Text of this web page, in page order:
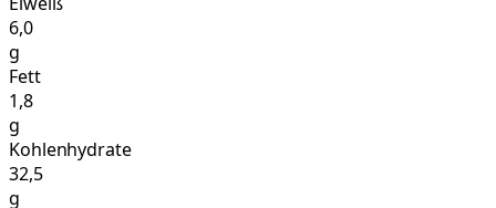
6,0
g
Fett
1,8
g
Kohlenhydrate
32,5
g